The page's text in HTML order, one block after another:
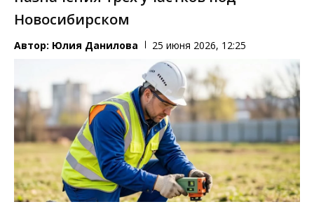
Новосибирском
Автор: Юлия Данилова 25 июня 2026, 12:25